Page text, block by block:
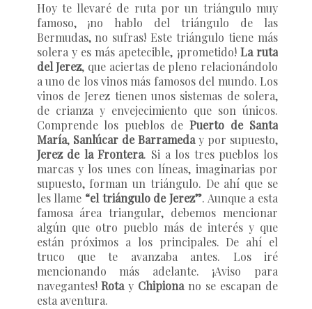
Hoy te llevaré de ruta por un triángulo muy
famoso, ¡no hablo del triángulo de las
Bermudas, no sufras! Este triángulo tiene más
solera y es más apetecible, ¡prometido! La ruta
del Jerez, que aciertas de pleno relacionándolo
a uno de los vinos más famosos del mundo. Los
vinos de Jerez tienen unos sistemas de solera,
de crianza y envejecimiento que son únicos.
Comprende los pueblos dePuerto de Santa
María, Sanlúcar de Barrameday por supuesto,
Jerez de la Frontera. Si a los tres pueblos los
marcas y los unes con líneas, imaginarias por
supuesto, forman un triángulo. De ahí que se
les llame “el triángulo de Jerez”. Aunque a esta
famosa área triangular, debemos mencionar
algún que otro pueblo más de interés y que
están próximos a los principales. De ahí el
truco que te avanzaba antes. Los iré
mencionando más adelante. ¡Aviso para
navegantes!Rotay Chipiona no se escapan de
esta aventura.